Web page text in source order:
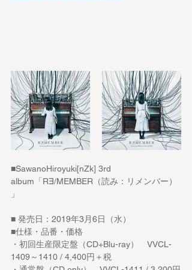
■SawanoHiroyuki[nZk] 3rd
album「R∃/MEMBER（読み：リメンバー）
」
■ 発売日：2019年3月6日（水）
■仕様・品番・価格
・初回生産限定盤（CD+Blu-ray）　VVCL-
1409～1410 / 4,400円＋税